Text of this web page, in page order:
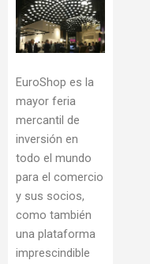
EuroShop es la
mayor feria
mercantil de
inversión en
todo el mundo
para el comercio
y sus socios,
como también
una plataforma
imprescindible